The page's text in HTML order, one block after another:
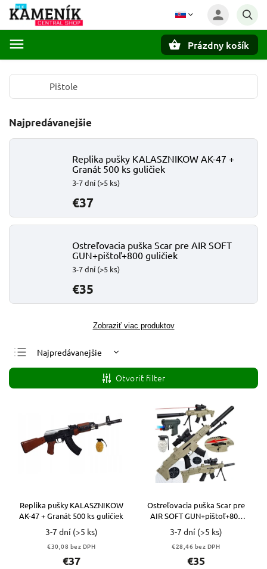
Prázdny košík
Pištole
Najpredávanejšie
Replika pušky KALASZNIKOW AK-47 +
Granát 500 ks guličiek
3-7 dní (>5 ks)
€37
Ostreľovacia puška Scar pre AIR SOFT
GUN+pištoľ+800 guličiek
3-7 dní (>5 ks)
€35
Zobraziť viac produktov
Najpredávanejšie
Najlacnejšie
Najdrahšie
Otvoriť filter
Replika pušky KALASZNIKOW
AK-47 + Granát 500 ks guličiek
3-7 dní (>5 ks)
€30,08 bez DPH
€37
Ostreľovacia puška Scar pre
AIR SOFT GUN+pištoľ+800
guličiek
3-7 dní (>5 ks)
€28,46 bez DPH
€35